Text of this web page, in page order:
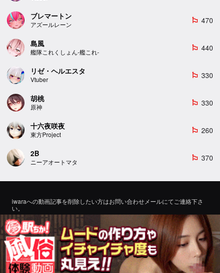
ブレマートン
アズールレーン
emoji_flags 470
島風
艦隊これくしょん-艦これ-
emoji_flags 440
リゼ・ヘルエスタ
Vtuber
emoji_flags 330
胡桃
原神
emoji_flags 330
十六夜咲夜
東方Project
emoji_flags 260
2B
ニーアオートマタ
emoji_flags 370
iwaraへの動画記事を削除したい方はお問い合わせメールにてご連絡下さ
い。
If you would like to remove a video article to iwara, please contact us by
email for inquiry.
お問い合わせ ©2022 エロMMDTube